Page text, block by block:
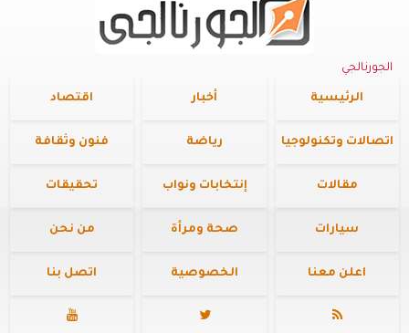
الجورنالجي
الرئيسية أخبار اقتصاد
اتصالات وتكنولوجيا رياضة فنون وثقافة
مقالات إنتخابات ونواب تحقيقات
سيارات صحة ومرأة من نحن
اعلن معنا الخصوصية اتصل بنا


